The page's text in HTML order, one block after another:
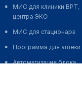
МИС для клиники ВРТ,
центра ЭКО
МИС для стационара
Программа для аптеки
Автоматизация блока